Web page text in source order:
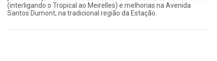
(interligando o Tropical ao Meirelles) e melhorias na Avenida
Santos Dumont, na tradicional região da Estação.